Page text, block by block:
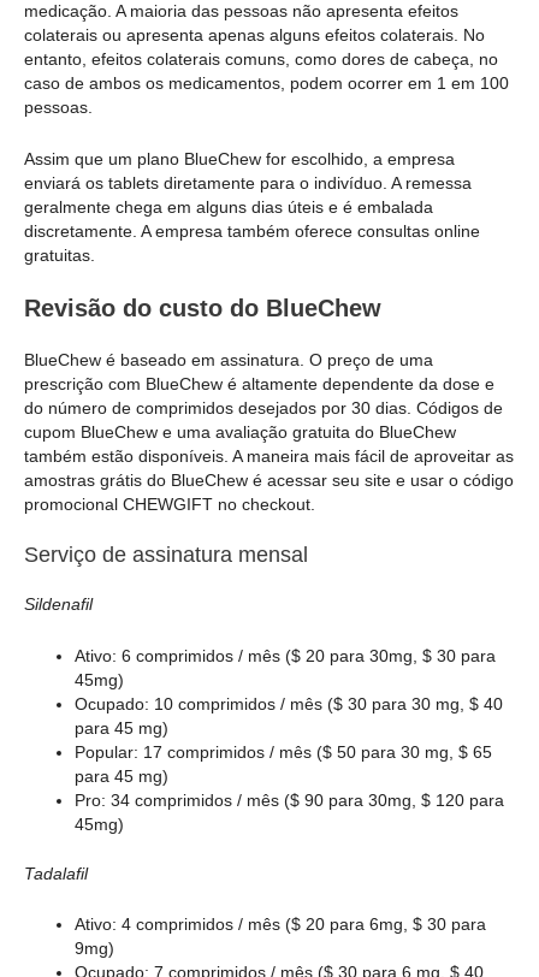
medicação. A maioria das pessoas não apresenta efeitos
colaterais ou apresenta apenas alguns efeitos colaterais. No
entanto, efeitos colaterais comuns, como dores de cabeça, no
caso de ambos os medicamentos, podem ocorrer em 1 em 100
pessoas.
Assim que um plano BlueChew for escolhido, a empresa
enviará os tablets diretamente para o indivíduo. A remessa
geralmente chega em alguns dias úteis e é embalada
discretamente. A empresa também oferece consultas online
gratuitas.
Revisão do custo do BlueChew
BlueChew é baseado em assinatura. O preço de uma
prescrição com BlueChew é altamente dependente da dose e
do número de comprimidos desejados por 30 dias. Códigos de
cupom BlueChew e uma avaliação gratuita do BlueChew
também estão disponíveis. A maneira mais fácil de aproveitar as
amostras grátis do BlueChew é acessar seu site e usar o código
promocional CHEWGIFT no checkout.
Serviço de assinatura mensal
Sildenafil
Ativo: 6 comprimidos / mês ($ 20 para 30mg, $ 30 para
45mg)
Ocupado: 10 comprimidos / mês ($ 30 para 30 mg, $ 40
para 45 mg)
Popular: 17 comprimidos / mês ($ 50 para 30 mg, $ 65
para 45 mg)
Pro: 34 comprimidos / mês ($ 90 para 30mg, $ 120 para
45mg)
Tadalafil
Ativo: 4 comprimidos / mês ($ 20 para 6mg, $ 30 para
9mg)
Ocupado: 7 comprimidos / mês ($ 30 para 6 mg, $ 40